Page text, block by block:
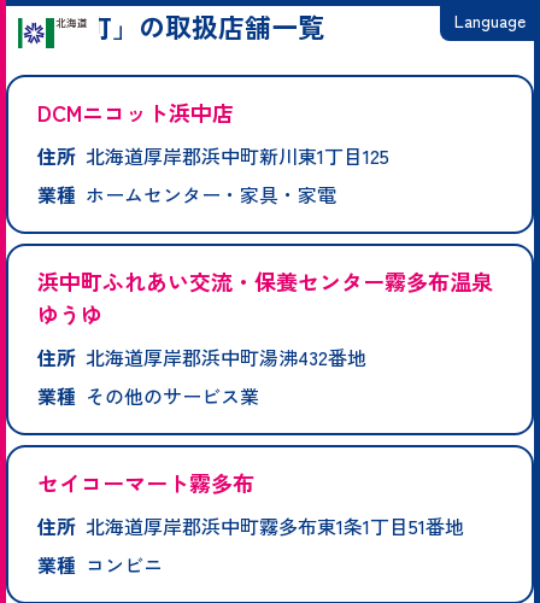
Language
한국어
「浜中町」の取扱店舗一覧
DCMニコット浜中店
住所 北海道厚岸郡浜中町新川東1丁目125
業種 ホームセンター・家具・家電
浜中町ふれあい交流・保養センター霧多布温泉
ゆうゆ
住所 北海道厚岸郡浜中町湯沸432番地
業種 その他のサービス業
セイコーマート霧多布
住所 北海道厚岸郡浜中町霧多布東1条1丁目51番地
業種 コンビニ